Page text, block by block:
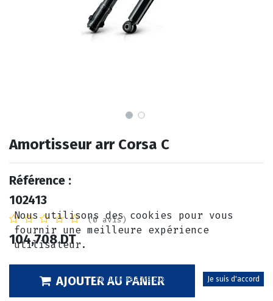
Amortisseur arr Corsa C
Référence :
102413
(0 avis)
104,708DT
AJOUTER AU PANIER
Nous utilisons des cookies pour vous
fournir une meilleure expérience
utilisateur.
Politique relative aux cookies Je suis d'accord